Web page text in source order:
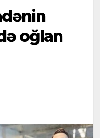
oğlan